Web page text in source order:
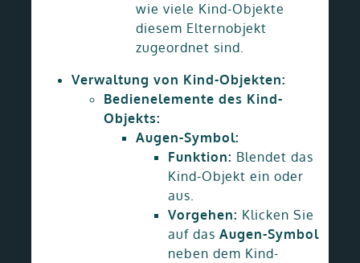
wie viele Kind-Objekte
diesem Elternobjekt
zugeordnet sind.
Verwaltung von Kind-Objekten:
Bedienelemente des Kind-
Objekts:
Augen-Symbol:
Funktion: Blendet das
Kind-Objekt ein oder
aus.
Vorgehen: Klicken Sie
auf das Augen-Symbol
neben dem Kind-